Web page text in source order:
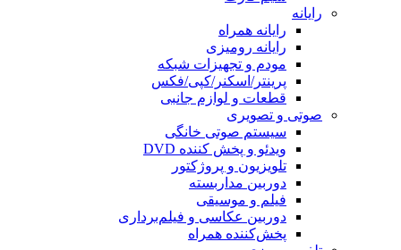
رایانه
رایانه همراه
رایانه رومیزی
مودم و تجهیزات شبکه
پرینتر/اسکنر/کپی/فکس
قطعات و لوازم جانبی
صوتی و تصویری
سیستم صوتی خانگی
ویدئو و پخش کننده DVD
تلویزیون و پروژکتور
دوربین مداربسته
فیلم و موسیقی
دوربین عکاسی و فیلم‌برداری
پخش‌کننده همراه